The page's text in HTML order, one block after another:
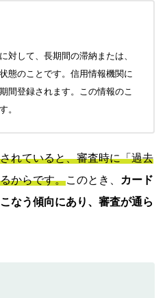
対して、長期間の滞納または、
態のことです。信用情報機関に
間登録されます。この情報のこ
。
れていると、審査時に「過去
からです。このとき、
カード
なう傾向にあり、審査が通ら